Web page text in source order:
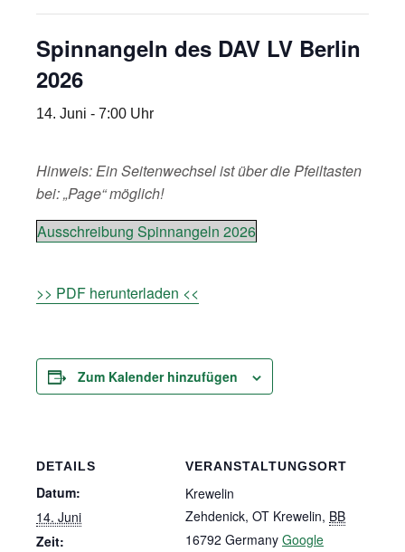
Spinnangeln des DAV LV Berlin
2026
14. Juni - 7:00 Uhr
Hinweis: Ein Seitenwechsel ist über die Pfeiltasten
bei: „Page“ möglich!
Ausschreibung Spinnangeln 2026
>> PDF herunterladen <<
Zum Kalender hinzufügen
DETAILS
Datum:
14. Juni
Zeit:
VERANSTALTUNGSORT
Krewelin
Zehdenick, OT Krewelin, BB
16792 Germany Google